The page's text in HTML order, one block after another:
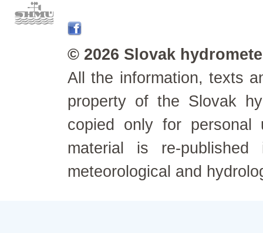
© 2026 Slovak
All the information, texts
property of the Slovak
copied only for personal
material is re-
meteorological and